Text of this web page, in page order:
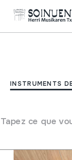
INSTRUMENTS
Tapez ce que
Filtrer